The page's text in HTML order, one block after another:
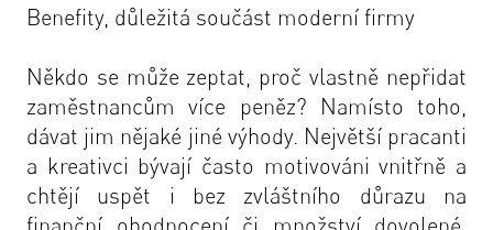
Benefity, důležitá součást moderní firmy
Někdo se může zeptat, proč vlastně nepřidat
zaměstnancům více peněz? Namísto toho,
dávat jim nějaké jiné výhody. Největší pracanti
a kreativci bývají často motivováni vnitřně a
chtějí uspět i bez zvláštního důrazu na